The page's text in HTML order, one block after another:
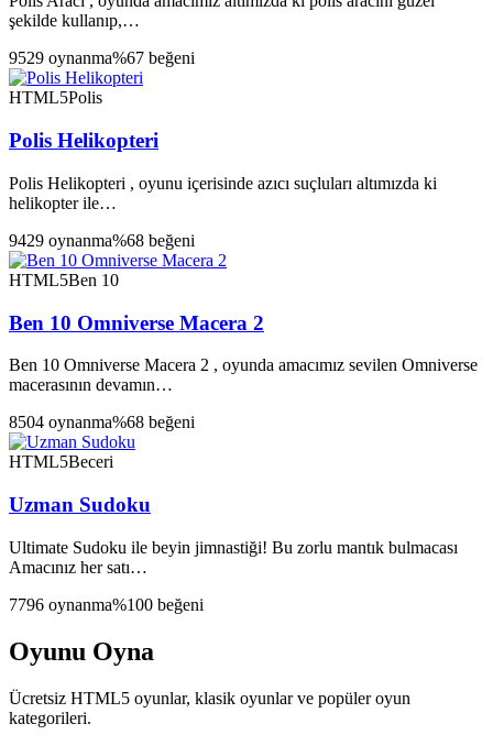
şekilde kullanıp,…
9529 oynanma%67 beğeni
HTML5Polis
Polis Helikopteri
Polis Helikopteri , oyunu içerisinde azıcı suçluları altımızda ki
helikopter ile…
9429 oynanma%68 beğeni
HTML5Ben 10
Ben 10 Omniverse Macera 2
Ben 10 Omniverse Macera 2 , oyunda amacımız sevilen Omniverse
macerasının devamın…
8504 oynanma%68 beğeni
HTML5Beceri
Uzman Sudoku
Ultimate Sudoku ile beyin jimnastiği! Bu zorlu mantık bulmacası
Amacınız her satı…
7796 oynanma%100 beğeni
Oyunu Oyna
Ücretsiz HTML5 oyunlar, klasik oyunlar ve popüler oyun
kategorileri.